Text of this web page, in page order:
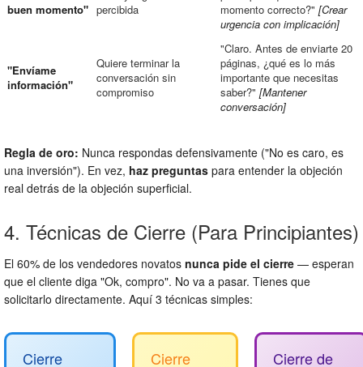
buen momento" percibida
momento correcto?" [Crear
urgencia con implicación]
"Envíame
información"
Quiere terminar la
conversación sin
compromiso
"Claro. Antes de enviarte 20
páginas, ¿qué es lo más
importante que necesitas
saber?" [Mantener
conversación]
Regla de oro: Nunca respondas defensivamente ("No es caro, es
una inversión"). En vez, haz preguntas para entender la objeción
real detrás de la objeción superficial.
4. Técnicas de Cierre (Para Principiantes)
El 60% de los vendedores novatos nunca pide el cierre — esperan
que el cliente diga "Ok, compro". No va a pasar. Tienes que
solicitarlo directamente. Aquí 3 técnicas simples:
Cierre Cierre Cierre de